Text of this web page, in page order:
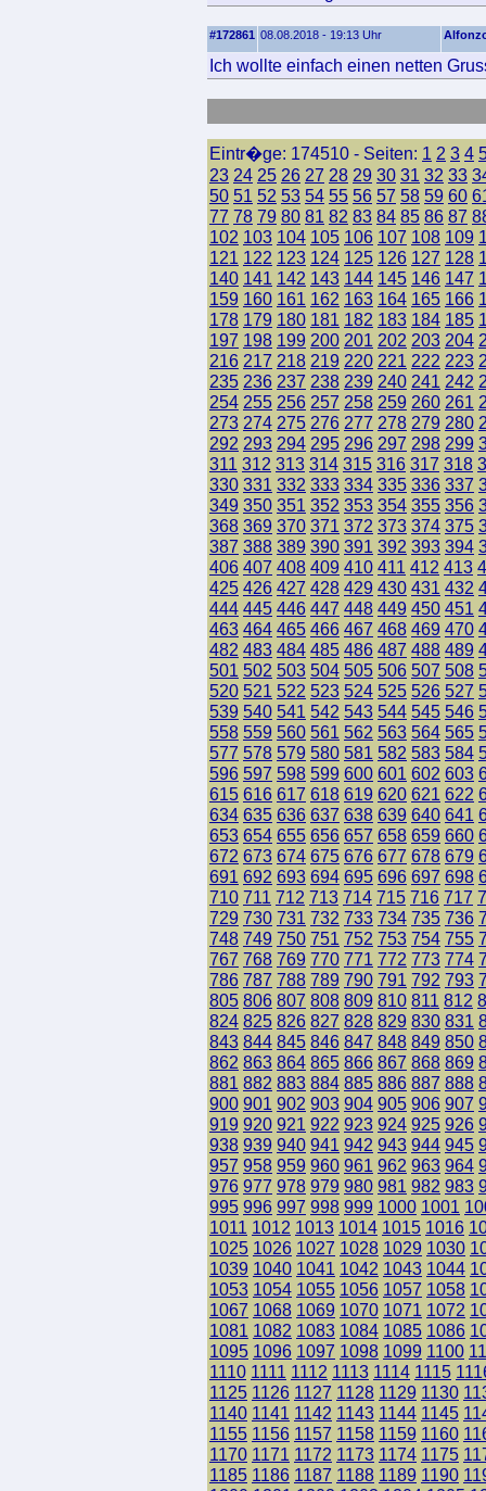
#172861 08.08.2018 - 19:13 Uhr
Ich wollte einfach einen netten
Eintr�ge: 174510 - Seiten: 1 2 3 4
23 24 25 26 27 28 29 30 31 32 33
50 51 52 53 54 55 56 57 58 59 60
77 78 79 80 81 82 83 84 85 86 87
102 103 104 105 106 107 108 109
121 122 123 124 125 126 127 128
140 141 142 143 144 145 146 147
159 160 161 162 163 164 165 166
178 179 180 181 182 183 184 185
197 198 199 200 201 202 203 204
216 217 218 219 220 221 222 223
235 236 237 238 239 240 241 242
254 255 256 257 258 259 260 261
273 274 275 276 277 278 279 280
292 293 294 295 296 297 298 299
311 312 313 314 315 316 317 318
330 331 332 333 334 335 336 337
349 350 351 352 353 354 355 356
368 369 370 371 372 373 374 375
387 388 389 390 391 392 393 394
406 407 408 409 410 411 412 413
425 426 427 428 429 430 431 432
444 445 446 447 448 449 450 451
463 464 465 466 467 468 469 470
482 483 484 485 486 487 488 489
501 502 503 504 505 506 507 508
520 521 522 523 524 525 526 527
539 540 541 542 543 544 545 546
558 559 560 561 562 563 564 565
577 578 579 580 581 582 583 584
596 597 598 599 600 601 602 603
615 616 617 618 619 620 621 622
634 635 636 637 638 639 640 641
653 654 655 656 657 658 659 660
672 673 674 675 676 677 678 679
691 692 693 694 695 696 697 698
710 711 712 713 714 715 716 717
729 730 731 732 733 734 735 736
748 749 750 751 752 753 754 755
767 768 769 770 771 772 773 774
786 787 788 789 790 791 792 793
805 806 807 808 809 810 811 812
824 825 826 827 828 829 830 831
843 844 845 846 847 848 849 850
862 863 864 865 866 867 868 869
881 882 883 884 885 886 887 888
900 901 902 903 904 905 906 907
919 920 921 922 923 924 925 926
938 939 940 941 942 943 944 945
957 958 959 960 961 962 963 964
976 977 978 979 980 981 982 983
995 996 997 998 999 1000 1001
1011 1012 1013 1014 1015 1016
1025 1026 1027 1028 1029 1030
1039 1040 1041 1042 1043 1044
1053 1054 1055 1056 1057 1058
1067 1068 1069 1070 1071 1072
1081 1082 1083 1084 1085 1086
1095 1096 1097 1098 1099 1100
1110 1111 1112 1113 1114 1115
1125 1126 1127 1128 1129 1130
1140 1141 1142 1143 1144 1145
1155 1156 1157 1158 1159 1160
1170 1171 1172 1173 1174 1175
1185 1186 1187 1188 1189 1190